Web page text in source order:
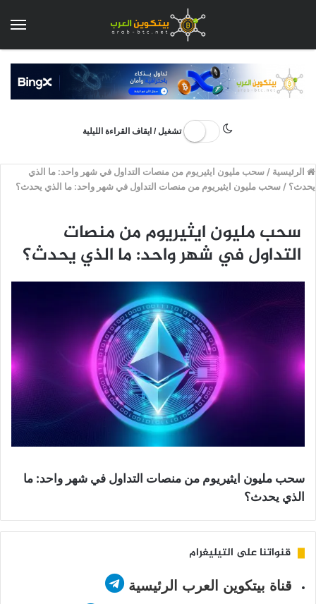
تشغيل / ايقاف القراءة الليلية
الرئيسية /سحب مليون ايثيريوم من منصات التداول في شهر واحد: ما الذي
يحدث؟ /سحب مليون ايثيريوم من منصات التداول في شهر واحد: ما الذي يحدث؟
سحب مليون ايثيريوم من منصات
التداول في شهر واحد: ما الذي يحدث؟
سحب مليون ايثيريوم من منصات التداول في شهر واحد: ما
الذي يحدث؟
قنواتنا على التيليغرام
قناة بيتكوين العرب الرئيسية